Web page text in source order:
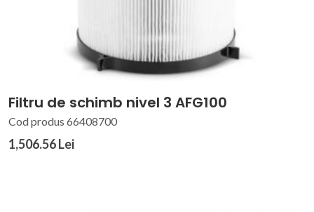
Filtru de schimb nivel 3 AFG100
Cod produs 66408700
1,506.56 Lei